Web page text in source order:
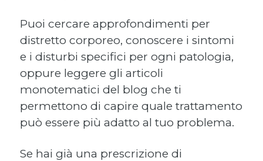
Puoi cercare approfondimenti per
distretto corporeo, conoscere i sintomi
e i disturbi specifici per ogni patologia,
oppure leggere gli articoli
monotematici del blog che ti
permettono di capire quale trattamento
può essere più adatto al tuo problema.
Se hai già una prescrizione di